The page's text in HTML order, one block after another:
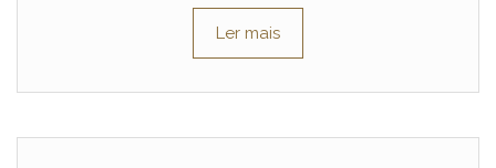
Ler mais